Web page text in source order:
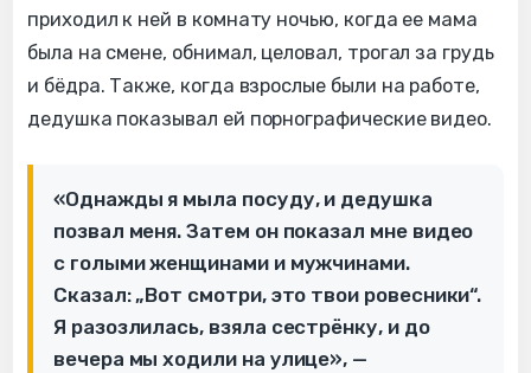
приходил к ней в комнату ночью, когда ее мама
была на смене, обнимал, целовал, трогал за грудь
и бёдра. Также, когда взрослые были на работе,
дедушка показывал ей порнографические видео.
«Однажды я мыла посуду, и дедушка
позвал меня. Затем он показал мне видео
с голыми женщинами и мужчинами.
Сказал: „Вот смотри, это твои ровесники“.
Я разозлилась, взяла сестрёнку, и до
вечера мы ходили на улице», —